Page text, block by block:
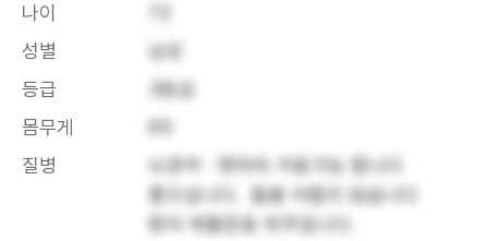
나이
성별
남성
등급
3등급
몸무게
65
질병
뇌경색ㆍ편마비 거동가능 합니다
좋으십니다.  돌봄 어렵지 않습니다
환자 재활운동 위주입니다.